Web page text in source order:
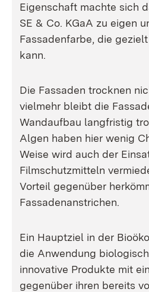
Eigenschaft machte sich
SE & Co. KGaA zu eigen
Fassadenfarbe, die
kann.
Die Fassaden trocknen
vielmehr bleibt die
Wandaufbau langfristig
Algen haben hier wenig
Weise wird auch der
Filmschutzmitteln
Vorteil gegenüber
Fassadenanstrichen.
Ein Hauptziel in der
die Anwendung
innovative Produkte mit
gegenüber ihren bereits